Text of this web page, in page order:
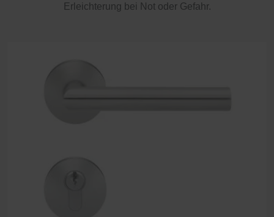
Erleichterung bei Not oder Gefahr.